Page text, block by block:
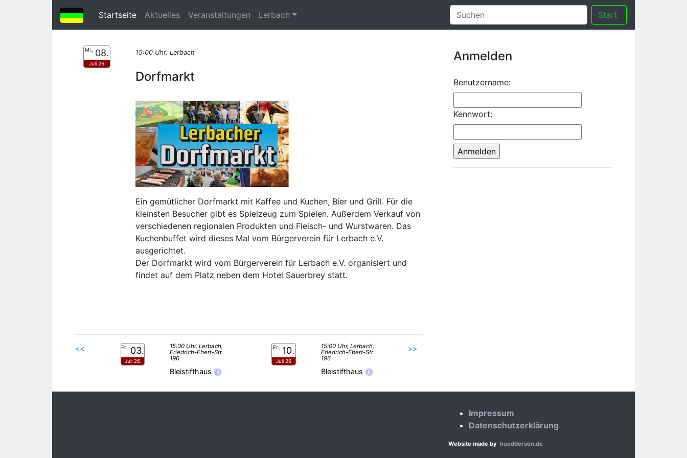
Startseite(current)
Aktuelles Veranstaltungen Lerbach Start
Mi., 08.
Juli 26
15:00 Uhr, Lerbach
Dorfmarkt
Ein gemütlicher Dorfmarkt mit Kaffee und Kuchen, Bier und Grill. Für die
kleinsten Besucher gibt es Spielzeug zum Spielen. Außerdem Verkauf von
verschiedenen regionalen Produkten und Fleisch- und Wurstwaren. Das
Kuchenbuffet wird dieses Mal vom Bürgerverein für Lerbach e.V.
ausgerichtet.
Der Dorfmarkt wird vom Bürgerverein für Lerbach e.V. organisiert und
findet auf dem Platz neben dem Hotel Sauerbrey statt.
<< Fr., 03.
Juli 26
15:00 Uhr, Lerbach,
Friedrich-Ebert-Str.
196
Bleistifthaus i
Fr., 10.
Juli 26
15:00 Uhr, Lerbach,
Friedrich-Ebert-Str.
196
Bleistifthaus i
>>
Anmelden
Benutzername:
Kennwort:
Impressum
Datenschutzerklärung
Website made by hueddersen.de